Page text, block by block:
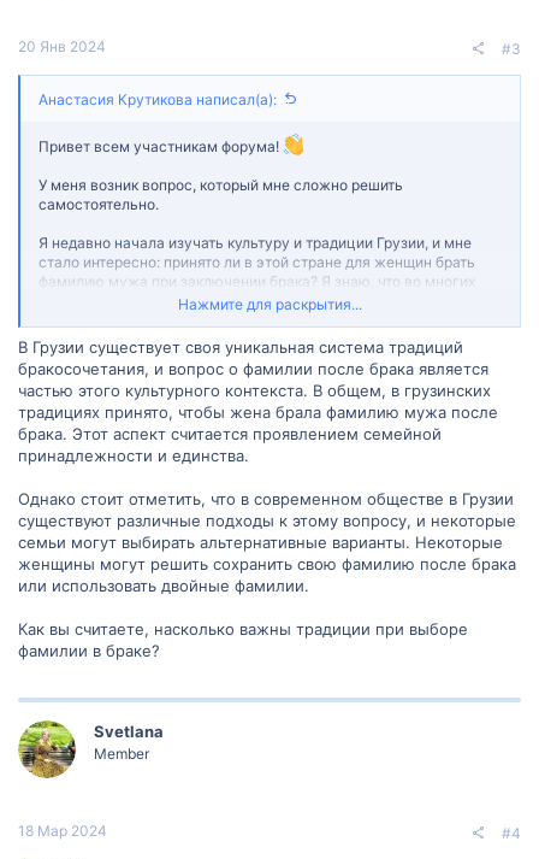
20 Янв 2024 #3
Анастасия Крутикова написал(а):
Привет всем участникам форума!
У меня возник вопрос, который мне сложно решить
самостоятельно.
Я недавно начала изучать культуру и традиции Грузии, и мне
стало интересно: принято ли в этой стране для женщин брать
фамилию мужа при заключении брака? Я знаю, что во многих
странах это обычная практика, но я также слышала, что в
некоторых культурах у женщин есть выбор сохранить свою
девичью фамилию или даже использовать обе фамилии.
Если кто-то из вас знает ответ на этот вопрос или может
поделиться ссылками на ресурсы, где я смогу найти эту
информацию, я была бы очень благодарна.
Заранее спасибо за вашу помощь и советы!
Нажмите для раскрытия...
В Грузии существует своя уникальная система традиций
бракосочетания, и вопрос о фамилии после брака является
частью этого культурного контекста. В общем, в грузинских
традициях принято, чтобы жена брала фамилию мужа после
брака. Этот аспект считается проявлением семейной
принадлежности и единства.
Однако стоит отметить, что в современном обществе в Грузии
существуют различные подходы к этому вопросу, и некоторые
семьи могут выбирать альтернативные варианты. Некоторые
женщины могут решить сохранить свою фамилию после брака
или использовать двойные фамилии.
Как вы считаете, насколько важны традиции при выборе
фамилии в браке?
Svetlana
Member
18 Мар 2024 #4